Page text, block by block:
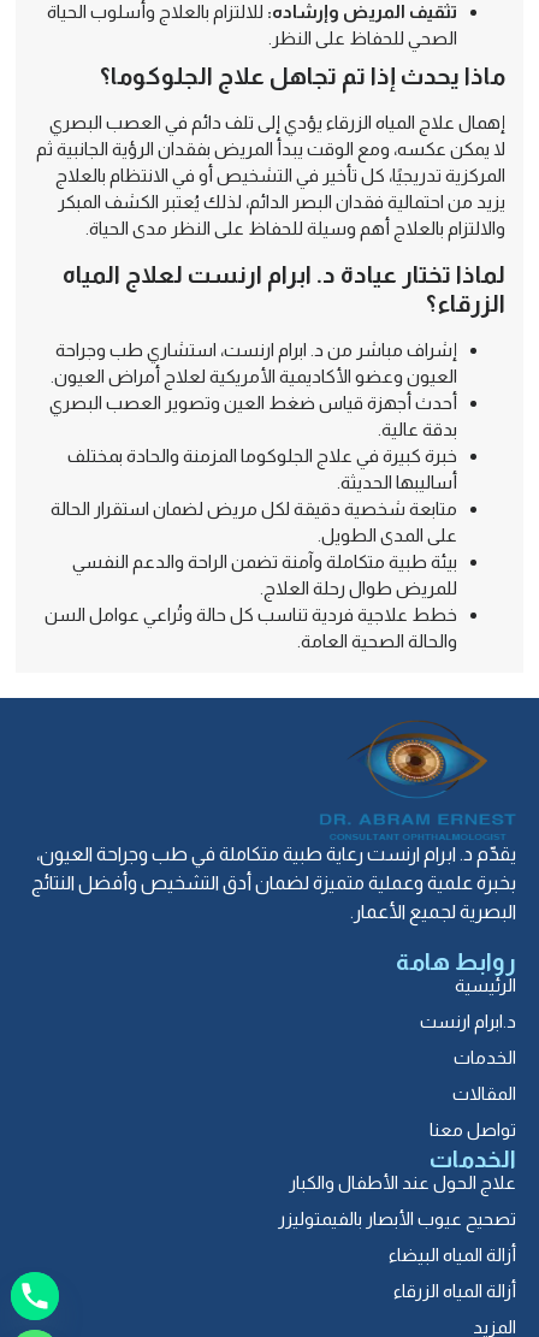
تثقيف المريض وإرشاده: للالتزام بالعلاج وأسلوب الحياة
الصحي للحفاظ على النظر.
ماذا يحدث إذا تم تجاهل علاج الجلوكوما؟
إهمال علاج المياه الزرقاء يؤدي إلى تلف دائم في العصب البصري
لا يمكن عكسه، ومع الوقت يبدأ المريض بفقدان الرؤية الجانبية ثم
المركزية تدريجيًا، كل تأخير في التشخيص أو في الانتظام بالعلاج
يزيد من احتمالية فقدان البصر الدائم، لذلك يُعتبر الكشف المبكر
والالتزام بالعلاج أهم وسيلة للحفاظ على النظر مدى الحياة.
لماذا تختار عيادة د. ابرام ارنست لعلاج المياه
الزرقاء؟
إشراف مباشر من د. ابرام ارنست، استشاري طب وجراحة
العيون وعضو الأكاديمية الأمريكية لعلاج أمراض العيون.
أحدث أجهزة قياس ضغط العين وتصوير العصب البصري
بدقة عالية.
خبرة كبيرة في علاج الجلوكوما المزمنة والحادة بمختلف
أساليبها الحديثة.
متابعة شخصية دقيقة لكل مريض لضمان استقرار الحالة
على المدى الطويل.
بيئة طبية متكاملة وآمنة تضمن الراحة والدعم النفسي
للمريض طوال رحلة العلاج.
خطط علاجية فردية تناسب كل حالة وتُراعي عوامل السن
والحالة الصحية العامة.
يقدّم د. ابرام ارنست رعاية طبية متكاملة في طب وجراحة العيون،
بخبرة علمية وعملية متميزة لضمان أدق التشخيص وأفضل النتائج
البصرية لجميع الأعمار.
روابط هامة
الرئيسية
د.ابرام ارنست
الخدمات
المقالات
تواصل معنا
الخدمات
علاج الحول عند الأطفال والكبار
تصحيح عيوب الأبصار بالفيمتوليزر
أزالة المياه البيضاء
أزالة المياه الزرقاء
المزيد